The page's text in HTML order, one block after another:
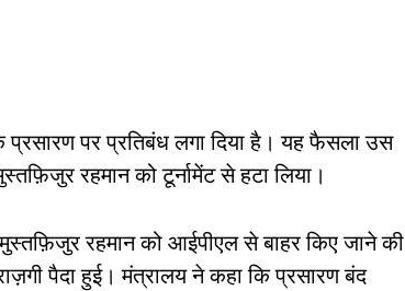
पर प्रतिबंध लगा दिया है। यह फैसला उस
रहमान को टूर्नामेंट से हटा लिया।
रहमान को आईपीएल से बाहर किए जाने की
पैदा हुई। मंत्रालय ने कहा कि प्रसारण बंद